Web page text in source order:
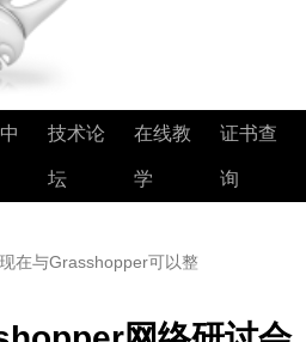
技术论
坛
在线教
学
证书查
询
在与Grasshopper可以整